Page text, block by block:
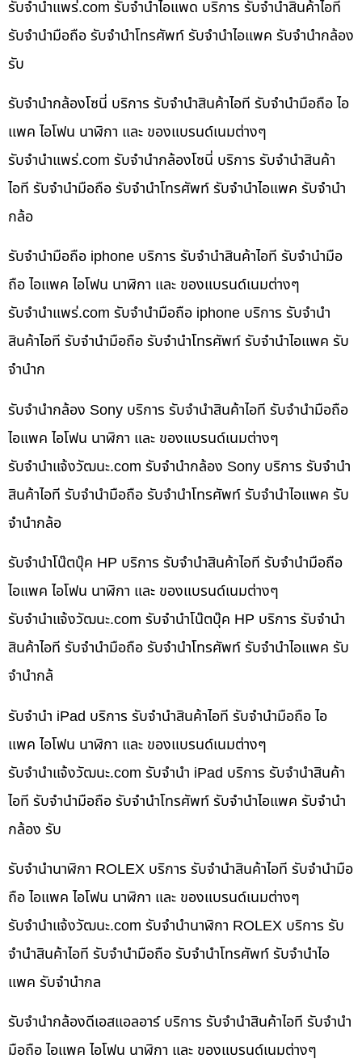
รับจํานําแพร่.com รับจำนำไอแพด บริการ รับจำนำสินค้าไอที
รับจำนำมือถือ รับจำนำโทรศัพท์ รับจำนำไอแพค รับจำนำกล้อง
รับ
รับจำนำกล้องโซนี่ บริการ รับจำนำสินค้าไอที รับจำนำมือถือ ไอ
แพค ไอโฟน นาฬิกา และ ของแบรนด์เนมต่างๆ
รับจํานําแพร่.com รับจำนำกล้องโซนี่ บริการ รับจำนำสินค้า
ไอที รับจำนำมือถือ รับจำนำโทรศัพท์ รับจำนำไอแพค รับจำนำ
กล้อ
รับจำนำมือถือ iphone บริการ รับจำนำสินค้าไอที รับจำนำมือ
ถือ ไอแพค ไอโฟน นาฬิกา และ ของแบรนด์เนมต่างๆ
รับจํานําแพร่.com รับจำนำมือถือ iphone บริการ รับจำนำ
สินค้าไอที รับจำนำมือถือ รับจำนำโทรศัพท์ รับจำนำไอแพค รับ
จำนำก
รับจำนำกล้อง Sony บริการ รับจำนำสินค้าไอที รับจำนำมือถือ
ไอแพค ไอโฟน นาฬิกา และ ของแบรนด์เนมต่างๆ
รับจํานําแจ้งวัฒนะ.com รับจำนำกล้อง Sony บริการ รับจำนำ
สินค้าไอที รับจำนำมือถือ รับจำนำโทรศัพท์ รับจำนำไอแพค รับ
จำนำกล้อ
รับจำนำโน๊ตบุ๊ค HP บริการ รับจำนำสินค้าไอที รับจำนำมือถือ
ไอแพค ไอโฟน นาฬิกา และ ของแบรนด์เนมต่างๆ
รับจํานําแจ้งวัฒนะ.com รับจำนำโน๊ตบุ๊ค HP บริการ รับจำนำ
สินค้าไอที รับจำนำมือถือ รับจำนำโทรศัพท์ รับจำนำไอแพค รับ
จำนำกล้
รับจำนำ iPad บริการ รับจำนำสินค้าไอที รับจำนำมือถือ ไอ
แพค ไอโฟน นาฬิกา และ ของแบรนด์เนมต่างๆ
รับจํานําแจ้งวัฒนะ.com รับจำนำ iPad บริการ รับจำนำสินค้า
ไอที รับจำนำมือถือ รับจำนำโทรศัพท์ รับจำนำไอแพค รับจำนำ
กล้อง รับ
รับจำนำนาฬิกา ROLEX บริการ รับจำนำสินค้าไอที รับจำนำมือ
ถือ ไอแพค ไอโฟน นาฬิกา และ ของแบรนด์เนมต่างๆ
รับจํานําแจ้งวัฒนะ.com รับจำนำนาฬิกา ROLEX บริการ รับ
จำนำสินค้าไอที รับจำนำมือถือ รับจำนำโทรศัพท์ รับจำนำไอ
แพค รับจำนำกล
รับจำนำกล้องดีเอสแอลอาร์ บริการ รับจำนำสินค้าไอที รับจำนำ
มือถือ ไอแพค ไอโฟน นาฬิกา และ ของแบรนด์เนมต่างๆ